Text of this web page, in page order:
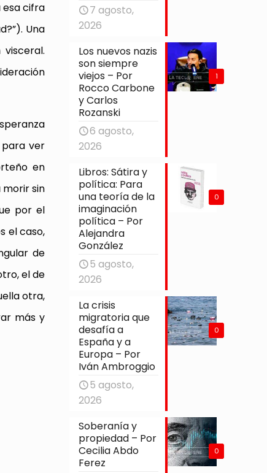
esa cifra
Una
para ver
en
morir sin
por el
el caso,
de
el de
otra,
más y
7 agosto,
2026
1
Los nuevos nazis
son siempre
viejos – Por
Rocco Carbone
y Carlos
Rozanski
6 agosto,
2026
0
Libros: Sátira y
política: Para
una teoría de la
imaginación
política – Por
Alejandra
González
5 agosto,
2026
0
La crisis
migratoria que
desafía a
España y a
Europa – Por
Iván Ambroggio
5 agosto,
2026
0
Soberanía y
propiedad – Por
Cecilia Abdo
Ferez